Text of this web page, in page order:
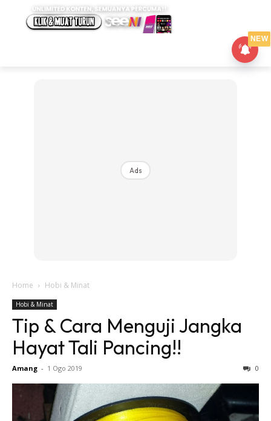
Ads
Home Hobi & Minat
Hobi & Minat
Tip & Cara Menguji Jangka
Hayat Tali Pancing!!
Amang - 1 Ogo 2019 0
NEW